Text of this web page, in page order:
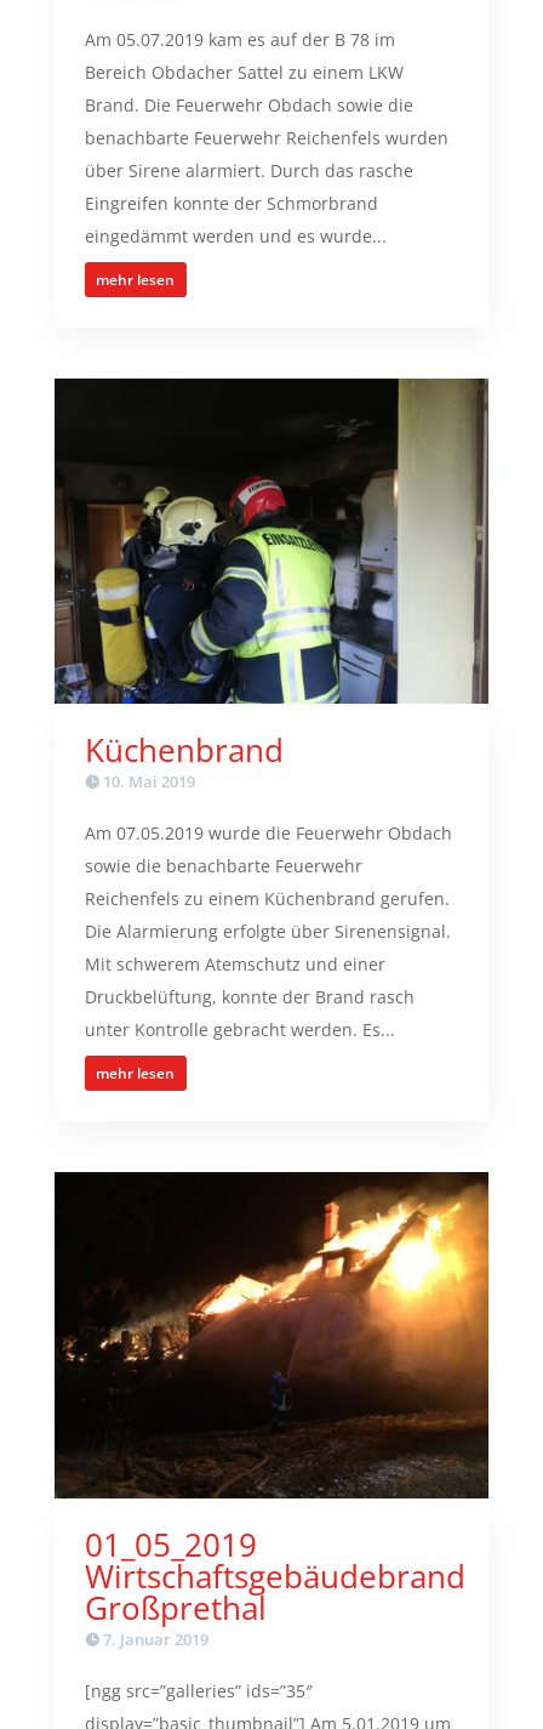
Am 05.07.2019 kam es auf der B 78 im
Bereich Obdacher Sattel zu einem LKW
Brand. Die Feuerwehr Obdach sowie die
benachbarte Feuerwehr Reichenfels wurden
über Sirene alarmiert. Durch das rasche
Eingreifen konnte der Schmorbrand
eingedämmt werden und es wurde...
mehr lesen
Küchenbrand
10. Mai 2019
Am 07.05.2019 wurde die Feuerwehr Obdach
sowie die benachbarte Feuerwehr
Reichenfels zu einem Küchenbrand gerufen.
Die Alarmierung erfolgte über Sirenensignal.
Mit schwerem Atemschutz und einer
Druckbelüftung, konnte der Brand rasch
unter Kontrolle gebracht werden. Es...
mehr lesen
01_05_2019
Wirtschaftsgebäudebrand
Großprethal
7. Januar 2019
[ngg src=”galleries” ids=”35″
display=”basic_thumbnail”] Am 5.01.2019 um